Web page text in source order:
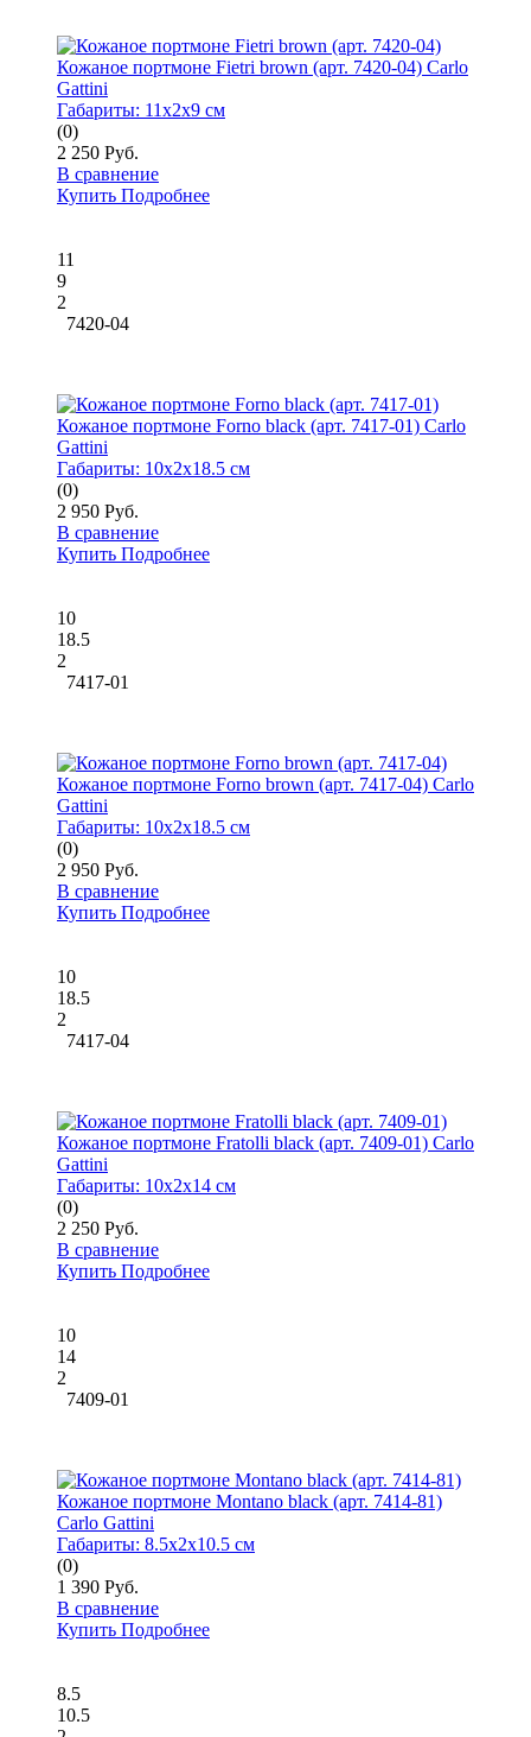
Кожаное портмоне Fietri brown (арт. 7420-04) Carlo
Gattini
Габариты: 11x2x9 см
(0)
2 250 Руб.
В сравнение
Купить Подробнее
11
9
2
7420-04
Кожаное портмоне Forno black (арт. 7417-01) Carlo
Gattini
Габариты: 10x2x18.5 см
(0)
2 950 Руб.
В сравнение
Купить Подробнее
10
18.5
2
7417-01
Кожаное портмоне Forno brown (арт. 7417-04) Carlo
Gattini
Габариты: 10x2x18.5 см
(0)
2 950 Руб.
В сравнение
Купить Подробнее
10
18.5
2
7417-04
Кожаное портмоне Fratolli black (арт. 7409-01) Carlo
Gattini
Габариты: 10x2x14 см
(0)
2 250 Руб.
В сравнение
Купить Подробнее
10
14
2
7409-01
Кожаное портмоне Montano black (арт. 7414-81)
Carlo Gattini
Габариты: 8.5x2x10.5 см
(0)
1 390 Руб.
В сравнение
Купить Подробнее
8.5
10.5